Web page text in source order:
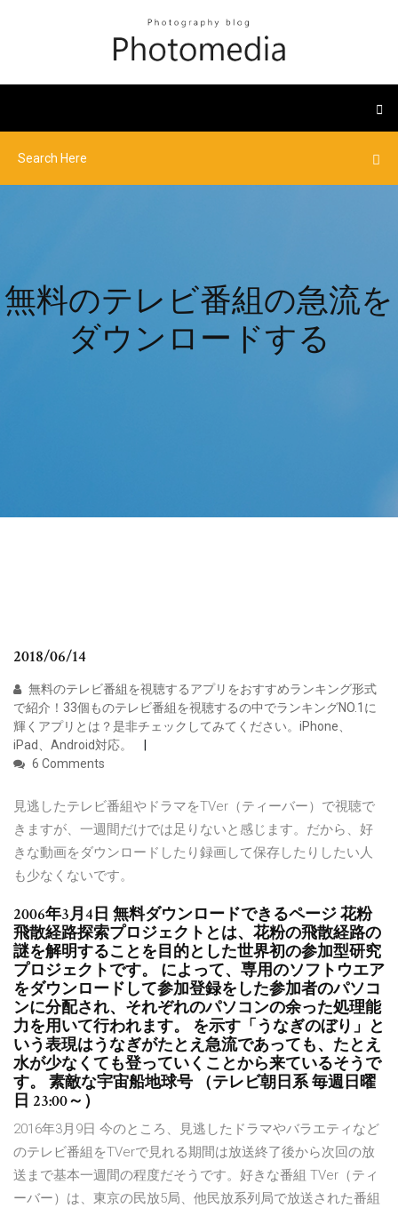
無料のテレビ番組の急流を
ダウンロードする
2018/06/14
無料のテレビ番組を視聴するアプリをおすすめランキング形式
で紹介！33個ものテレビ番組を視聴するの中でランキングNO.1に
輝くアプリとは？是非チェックしてみてください。iPhone、
iPad、Android対応。
6 Comments
見逃したテレビ番組やドラマをTVer（ティーバー）で視聴で
きますが、一週間だけでは足りないと感じます。だから、好
きな動画をダウンロードしたり録画して保存したりしたい人
も少なくないです。
2006年3月4日 無料ダウンロードできるページ 花粉
飛散経路探索プロジェクトとは、花粉の飛散経路の
謎を解明することを目的とした世界初の参加型研究
プロジェクトです。 によって、専用のソフトウエア
をダウンロードして参加登録をした参加者のパソコ
ンに分配され、それぞれのパソコンの余った処理能
力を用いて行われます。 を示す「うなぎのぼり」と
いう表現はうなぎがたとえ急流であっても、たとえ
水が少なくても登っていくことから来ているそうで
す。 素敵な宇宙船地球号 （テレビ朝日系 毎週日曜
日 23:00～）
2016年3月9日 今のところ、見逃したドラマやバラエティなど
のテレビ番組をTVerで見れる期間は放送終了後から次回の放
送まで基本一週間の程度だそうです。好きな番組 TVer（ティ
ーバー）は、東京の民放5局、他民放系列局で放送された番組